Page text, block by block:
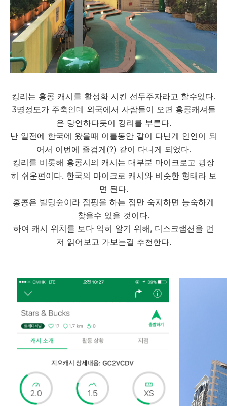
킹리는 홍콩 캐시를 활성화 시킨 선두주자라고 할수있다.
3명정도가 주축인데 외국에서 사람들이 오면 홍콩캐셔들
은 당연하다듯이 킹리를 부른다.
난 일전에 한국에 왔을때 이틀동안 같이 다닌게 인연이 되
어서 이번에 즐겁게(?) 같이 다니게 되었다.
킹리를 비롯해 홍콩시의 캐시는 대부분 마이크로고 굉장
히 쉬운편이다. 한국의 마이크로 캐시와 비슷한 형태라 보
면 된다.
홍콩은 빌딩숲이라 점핑을 하는 점만 숙지하면 능숙하게
찾을수 있을 것이다.
하여 캐시 위치를 보다 익히 알기 위해, 디스크랩션을 먼
저 읽어보고 가보는걸 추천한다.